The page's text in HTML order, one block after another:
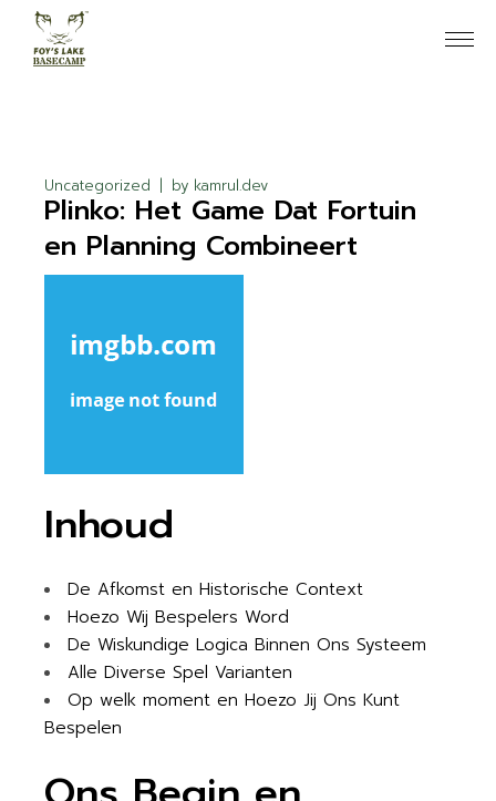
content
Uncategorized by kamrul.dev
Plinko: Het Game Dat Fortuin
en Planning Combineert
Inhoud
De Afkomst en Historische Context
Hoezo Wij Bespelers Word
De Wiskundige Logica Binnen Ons Systeem
Alle Diverse Spel Varianten
Op welk moment en Hoezo Jij Ons Kunt
Bespelen